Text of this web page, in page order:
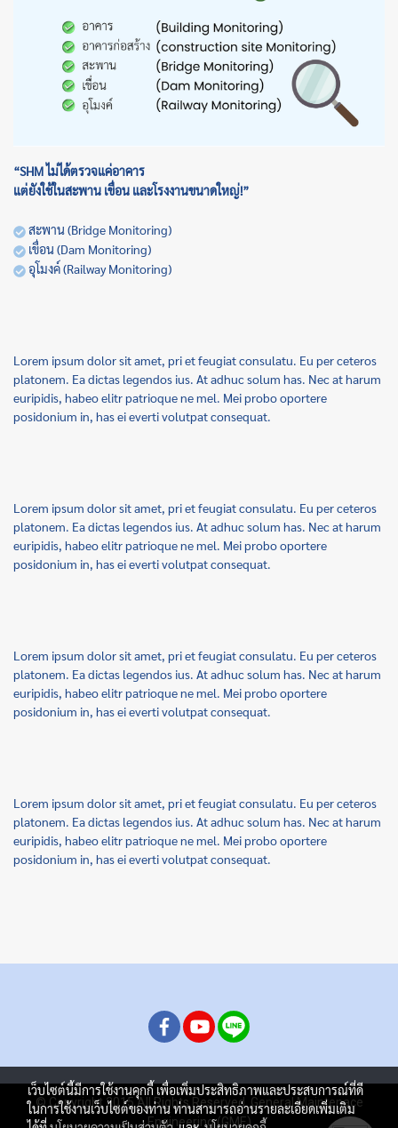
“SHM ไม่ได้ตรวจแค่อาคาร
แต่ยังใช้ในสะพาน เขื่อน และโรงงานขนาดใหญ่!”
สะพาน (Bridge Monitoring)
เขื่อน (Dam Monitoring)
อุโมงค์ (Railway Monitoring)
Lorem ipsum dolor sit amet, pri et feugiat consulatu. Eu per ceteros
platonem. Ea dictas legendos ius. At adhuc solum has. Nec at harum
euripidis, habeo elitr patrioque ne mel. Mei probo oportere
posidonium in, has ei everti volutpat consequat.
Lorem ipsum dolor sit amet, pri et feugiat consulatu. Eu per ceteros
platonem. Ea dictas legendos ius. At adhuc solum has. Nec at harum
euripidis, habeo elitr patrioque ne mel. Mei probo oportere
posidonium in, has ei everti volutpat consequat.
Lorem ipsum dolor sit amet, pri et feugiat consulatu. Eu per ceteros
platonem. Ea dictas legendos ius. At adhuc solum has. Nec at harum
euripidis, habeo elitr patrioque ne mel. Mei probo oportere
posidonium in, has ei everti volutpat consequat.
Lorem ipsum dolor sit amet, pri et feugiat consulatu. Eu per ceteros
platonem. Ea dictas legendos ius. At adhuc solum has. Nec at harum
euripidis, habeo elitr patrioque ne mel. Mei probo oportere
posidonium in, has ei everti volutpat consequat.
© Copyright 2015 All Rights Reserved. General Maintenace
Engineering (GME)
เว็บไซต์นี้มีการใช้งานคุกกี้ เพื่อเพิ่มประสิทธิภาพและประสบการณ์ที่ดี
ในการใช้งานเว็บไซต์ของท่าน ท่านสามารถอ่านรายละเอียดเพิ่มเติม